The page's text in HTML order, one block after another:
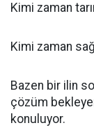
Kimi zaman
Kimi zaman
Bazen bir ilin
çözüm
konuluyor.